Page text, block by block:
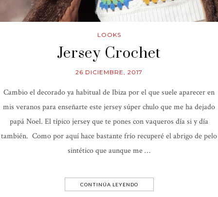
LOOKS
Jersey Crochet
26 DICIEMBRE, 2017
Cambio el decorado ya habitual de Ibiza por el que suele aparecer en
mis veranos para enseñarte este jersey súper chulo que me ha dejado
papá Noel. El típico jersey que te pones con vaqueros día si y día
también. Como por aquí hace bastante frío recuperé el abrigo de pelo
sintético que aunque me …
CONTINÚA LEYENDO